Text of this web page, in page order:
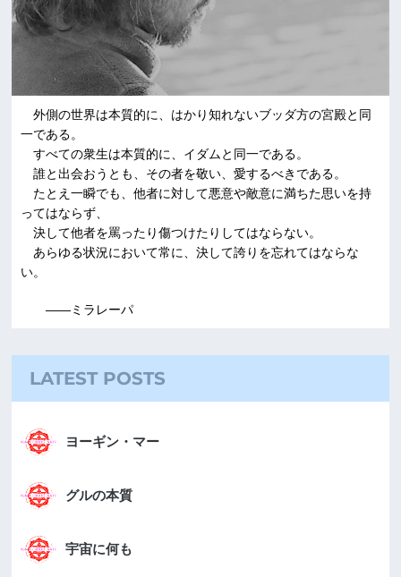
外側の世界は本質的に、はかり知れないブッダ方の宮殿と同
一である。
すべての衆生は本質的に、イダムと同一である。
誰と出会おうとも、その者を敬い、愛するべきである。
たとえ一瞬でも、他者に対して悪意や敵意に満ちた思いを持
ってはならず、
決して他者を罵ったり傷つけたりしてはならない。
あらゆる状況において常に、決して誇りを忘れてはならな
い。
――ミラレーパ
LATEST POSTS
ヨーギン・マー
グルの本質
宇宙に何も